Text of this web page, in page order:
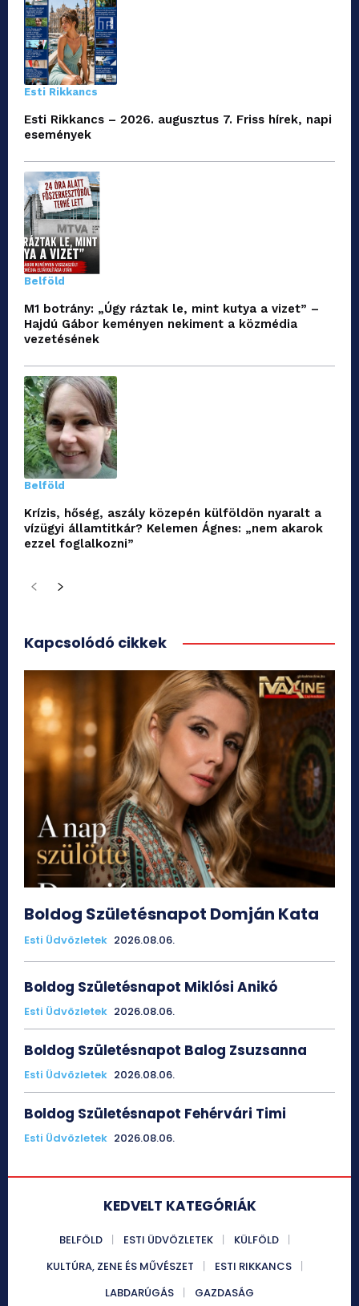
Esti Rikkancs
Esti Rikkancs – 2026. augusztus 7. Friss hírek, napi
események
Belföld
M1 botrány: „Úgy ráztak le, mint kutya a vizet” –
Hajdú Gábor keményen nekiment a közmédia
vezetésének
Belföld
Krízis, hőség, aszály közepén külföldön nyaralt a
vízügyi államtitkár? Kelemen Ágnes: „nem akarok
ezzel foglalkozni”
Kapcsolódó cikkek
Boldog Születésnapot Domján Kata
Esti Üdvözletek 2026.08.06.
Boldog Születésnapot Miklósi Anikó
Esti Üdvözletek 2026.08.06.
Boldog Születésnapot Balog Zsuzsanna
Esti Üdvözletek 2026.08.06.
Boldog Születésnapot Fehérvári Timi
Esti Üdvözletek 2026.08.06.
KEDVELT KATEGÓRIÁK
BELFÖLD ESTI ÜDVÖZLETEK
KÜLFÖLD
KULTÚRA, ZENE ÉS MŰVÉSZET
ESTI RIKKANCS
LABDARÚGÁS
GAZDASÁG